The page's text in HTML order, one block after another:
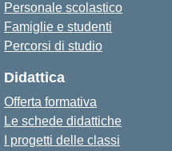
Personale scolastico
Famiglie e studenti
Percorsi di studio
Didattica
Offerta formativa
Le schede didattiche
I progetti delle classi